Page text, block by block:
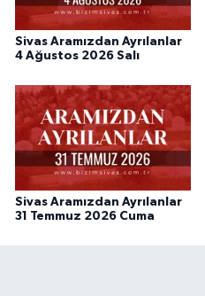
Sivas Aramızdan Ayrılanlar
4 Ağustos 2026 Salı
Sivas Aramızdan Ayrılanlar
31 Temmuz 2026 Cuma